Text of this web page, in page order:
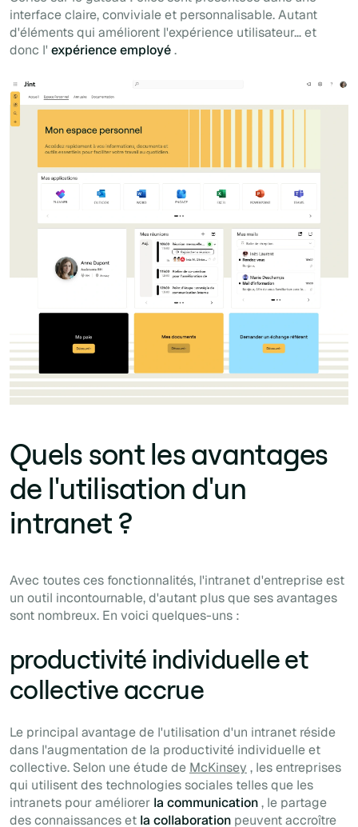
interface claire, conviviale et personnalisable. Autant
d'éléments qui améliorent l'expérience utilisateur… et
donc l' expérience employé.
Quels sont les avantages
de l'utilisation d'un
intranet ?
Avec toutes ces fonctionnalités, l'intranet d'entreprise est
un outil incontournable, d'autant plus que ses avantages
sont nombreux. En voici quelques-uns :
productivité individuelle et
collective accrue
Le principal avantage de l'utilisation d'un intranet réside
dans l'augmentation de la productivité individuelle et
collective. Selon une étude de McKinsey , les entreprises
qui utilisent des technologies sociales telles que les
intranets pour améliorer la communication, le partage
des connaissances et la collaboration peuvent accroître